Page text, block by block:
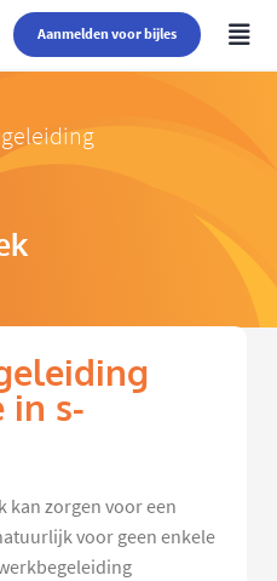
Aanmelden voor bijles
in s-
kan zorgen voor een
voor geen enkele